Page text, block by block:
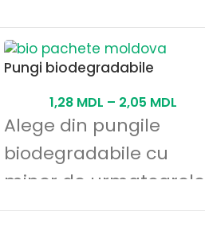
Pungi biodegradabile
1,28 MDL – 2,05 MDL
Alege din pungile
biodegradabile cu
miner de urmatoarele
marimi: